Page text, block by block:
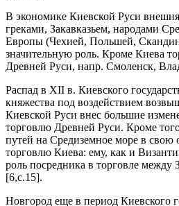
В экономике Киевской Руси
греками, Закавказьем, народами
Европы (Чехией, Польшей,
значительную роль. Кроме Киева
Древней Руси, напр. Смоленск,
Распад в XII в. Киевского
княжества под воздействием
Киевской Руси внес большие
торговлю Древней Руси. Кроме
путей на Средиземное море в свою
торговлю Киева: ему, как и
роль посредника в торговле между
[6,c.15].
Новгород еще в период Киевского